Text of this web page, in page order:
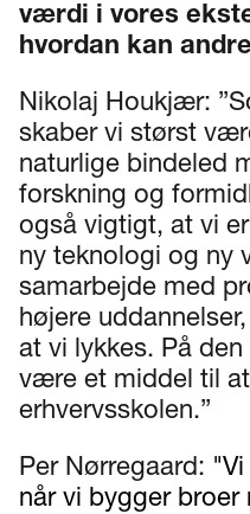
værdi i vores
hvordan kan
Nikolaj Houkjær:
skaber vi størst
naturlige bindeled
forskning og
også vigtigt, at vi
ny teknologi og ny
samarbejde med
højere
at vi lykkes. På
være et middel til
erhvervsskolen.”
Per Nørregaard:
når vi bygger broer